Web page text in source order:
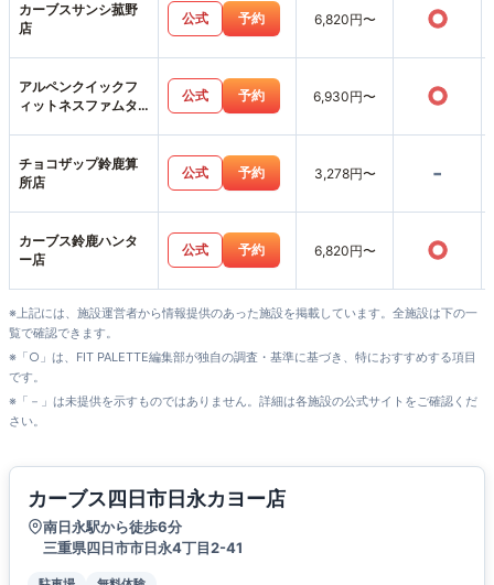
カーブスサンシ菰野
店
公式 予約 6,820円〜 ○
アルペンクイックフ
ィットネスファムタ
公式 予約 6,930円〜 ○
チョコザップ鈴鹿算
所店
公式 予約 3,278円〜 -
カーブス鈴鹿ハンタ
ー店
公式 予約 6,820円〜 ○
※上記には、施設運営者から情報提供のあった施設を掲載しています。全施設は下の一
覧で確認できます。
※「○」は、FIT PALETTE編集部が独自の調査・基準に基づき、特におすすめする項目
です。
※「－」は未提供を示すものではありません。詳細は各施設の公式サイトをご確認くだ
さい。
カーブス四日市日永カヨー店
南日永駅から徒歩6分
三重県四日市市日永4丁目2-41